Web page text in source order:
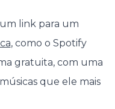
link para um
, como o Spotify
gratuita, com uma
que ele mais